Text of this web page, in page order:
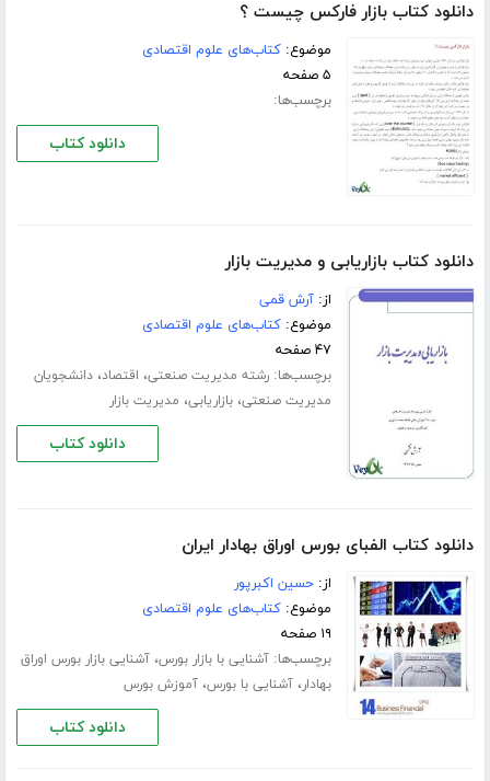
دانلود کتاب بازار فارکس چیست ؟
موضوع:کتاب‌های علوم اقتصادی
۵ صفحه
برچسب‌ها:
دانلود کتاب
دانلود کتاب بازاریابی و مدیریت بازار
از:آرش قمی
موضوع:کتاب‌های علوم اقتصادی
۴۷ صفحه
برچسب‌ها:رشته مدیریت صنعتی، اقتصاد،دانشجویان
مدیریت صنعتی،بازاریابی، مدیریت بازار
دانلود کتاب
دانلود کتاب الفبای بورس اوراق بهادار ایران
از:حسین اکبرپور
موضوع:کتاب‌های علوم اقتصادی
۱۹ صفحه
برچسب‌ها:آشنایی با بازار بورس،آشنایی بازار بورس اوراق
بهادار،آشنایی با بورس،آموزش بورس
دانلود کتاب